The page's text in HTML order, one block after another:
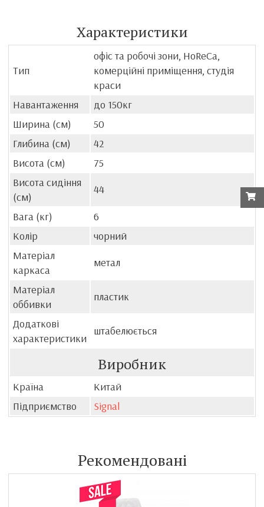
Характеристики
Тип
офіс та робочі зони, HoReCa,
комерційні приміщення, студія
краси
Навантаження
до 150кг
Ширина (см)
50
Глибина (см)
42
Висота (см)
75
Висота сидіння
(см)
44
Вага (кг)
6
Колір
чорний
Матеріал
каркаса
метал
Матеріал
оббивки
пластик
Додаткові
характеристики
штабелюється
Виробник
Країна
Китай
Підприємство
Signal
Рекомендовані